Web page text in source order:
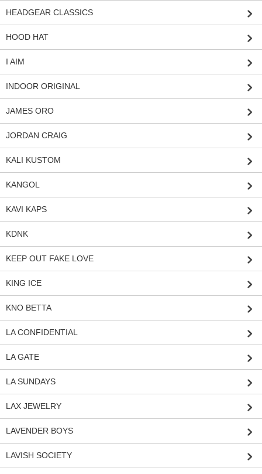
HEADGEAR CLASSICS
HOOD HAT
I AIM
INDOOR ORIGINAL
JAMES ORO
JORDAN CRAIG
KALI KUSTOM
KANGOL
KAVI KAPS
KDNK
KEEP OUT FAKE LOVE
KING ICE
KNO BETTA
LA CONFIDENTIAL
LA GATE
LA SUNDAYS
LAX JEWELRY
LAVENDER BOYS
LAVISH SOCIETY